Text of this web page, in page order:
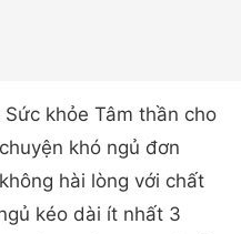
khỏe Tâm thần cho
khó ngủ đơn
hài lòng với chất
kéo dài ít nhất 3